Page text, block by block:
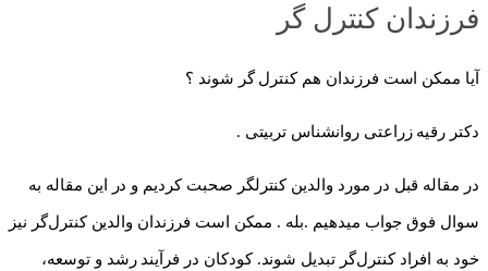
فرزندان کنترل گر
آیا ممکن است فرزندان هم کنترل گر شوند ؟
دکتر رقیه زراعتی روانشناس تربیتی .
در مقاله قبل در مورد والدین کنترلگر صحبت کردیم و در این مقاله به
سوال فوق جواب میدهیم .بله . ممکن است فرزندان والدین کنترل‌گر نیز
خود به افراد کنترل‌گر تبدیل شوند. کودکان در فرآیند رشد و توسعه،